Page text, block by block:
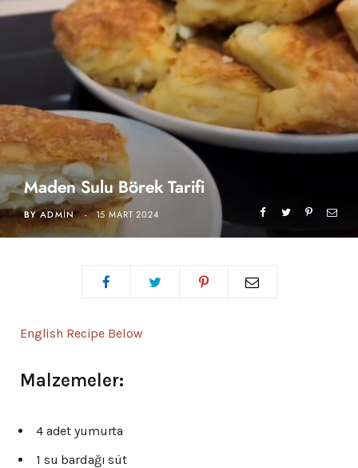
Maden Sulu Börek Tarifi
BY ADMIN 15 MART 2024
English Recipe Below
Malzemeler:
4 adet yumurta
1 su bardağı süt